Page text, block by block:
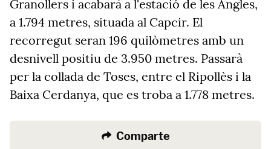
Granollers i acabarà a l'estació de les Angles,
a 1.794 metres, situada al Capcir. El
recorregut seran 196 quilòmetres amb un
desnivell positiu de 3.950 metres. Passarà
per la collada de Toses, entre el Ripollès i la
Baixa Cerdanya, que es troba a 1.778 metres.
Comparte